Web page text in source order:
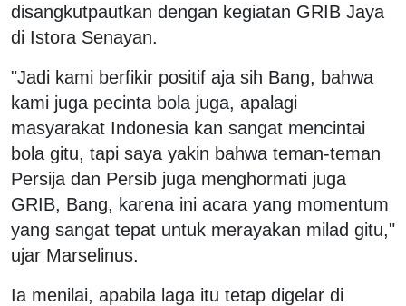
disangkutpautkan dengan kegiatan GRIB Jaya
di Istora Senayan.
"Jadi kami berfikir positif aja sih Bang, bahwa
kami juga pecinta bola juga, apalagi
masyarakat Indonesia kan sangat mencintai
bola gitu, tapi saya yakin bahwa teman-teman
Persija dan Persib juga menghormati juga
GRIB, Bang, karena ini acara yang momentum
yang sangat tepat untuk merayakan milad gitu,"
ujar Marselinus.
Ia menilai, apabila laga itu tetap digelar di